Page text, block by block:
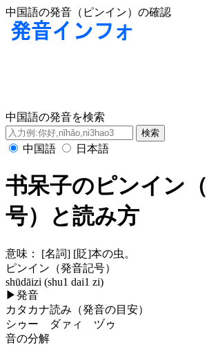
中国語の発音（ピンイン）の確認
中国語の発音を検索
中国語 日本語
书呆子のピンイン
号）と読み方
意味：
[名詞] [貶]本の虫。
ピンイン（発音記号）
shūdāizi (shu1 dai1 zi)
▶発音
カタカナ読み（発音の目安）
シゥー ダァィ ヅゥ
音の分解